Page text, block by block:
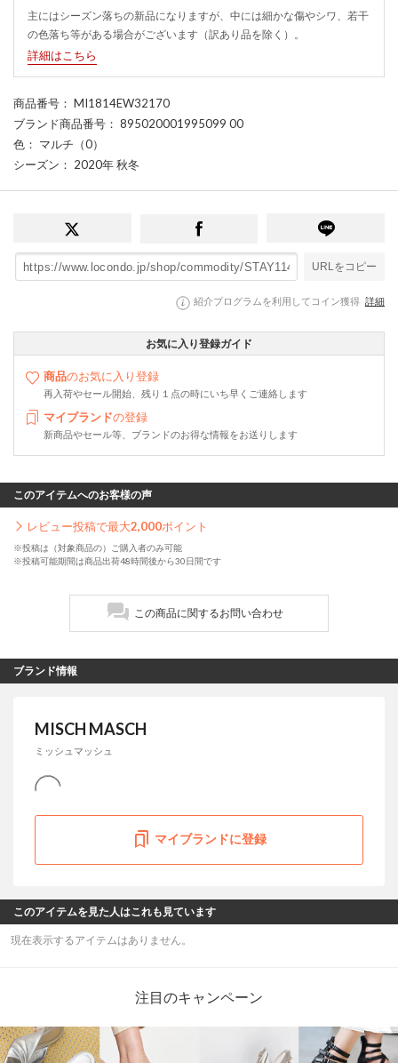
主にはシーズン落ちの新品になりますが、中には細かな傷やシワ、若干
の色落ち等がある場合がございます（訳あり品を除く）。
詳細はこちら
商品番号 ： MI1814EW32170
ブランド商品番号 ： 895020001995099 00
色 ： マルチ（0）
シーズン ： 2020年 秋冬
URLをコピー
紹介プログラムを利用してコイン獲得 詳細
お気に入り登録ガイド
商品のお気に入り登録
再入荷やセール開始、残り１点の時にいち早くご連絡します
マイブランドの登録
新商品やセール等、ブランドのお得な情報をお送りします
このアイテムへのお客様の声
レビュー投稿で最大2,000ポイント
※投稿は（対象商品の）ご購入者のみ可能
※投稿可能期間は商品出荷48時間後から30日間です
この商品に関するお問い合わせ
ブランド情報
MISCH MASCH
ミッシュマッシュ
マイブランドに登録
このアイテムを見た人はこれも見ています
現在表示するアイテムはありません。
注目のキャンペーン